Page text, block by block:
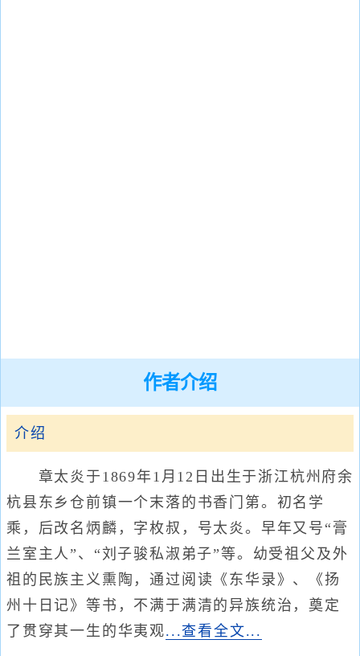
作者介绍
介绍
章太炎于1869年1月12日出生于浙江杭州府余
杭县东乡仓前镇一个末落的书香门第。初名学
乘，后改名炳麟，字枚叔，号太炎。早年又号“膏
兰室主人”、“刘子骏私淑弟子”等。幼受祖父及外
祖的民族主义熏陶，通过阅读《东华录》、《扬
州十日记》等书，不满于满清的异族统治，奠定
了贯穿其一生的华夷观...查看全文...